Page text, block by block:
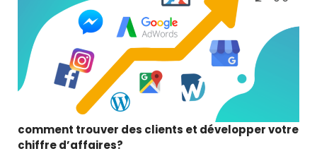
comment trouver des clients et développer votre
chiffre d’affaires?